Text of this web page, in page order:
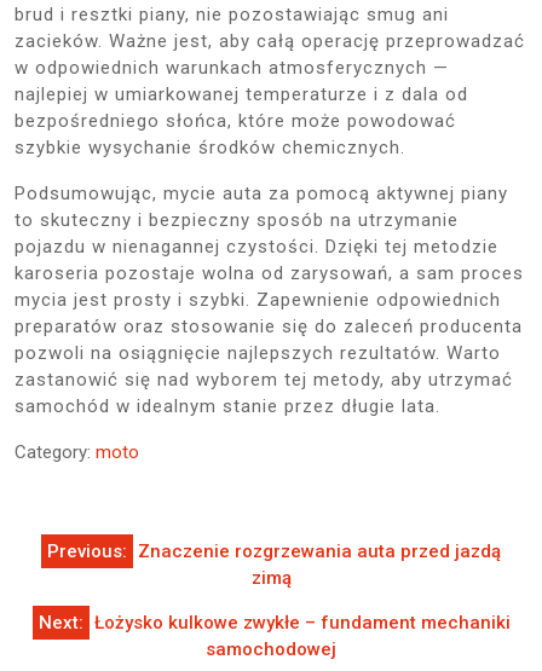
brud i resztki piany, nie pozostawiając smug ani
zacieków. Ważne jest, aby całą operację przeprowadzać
w odpowiednich warunkach atmosferycznych —
najlepiej w umiarkowanej temperaturze i z dala od
bezpośredniego słońca, które może powodować
szybkie wysychanie środków chemicznych.
Podsumowując, mycie auta za pomocą aktywnej piany
to skuteczny i bezpieczny sposób na utrzymanie
pojazdu w nienagannej czystości. Dzięki tej metodzie
karoseria pozostaje wolna od zarysowań, a sam proces
mycia jest prosty i szybki. Zapewnienie odpowiednich
preparatów oraz stosowanie się do zaleceń producenta
pozwoli na osiągnięcie najlepszych rezultatów. Warto
zastanowić się nad wyborem tej metody, aby utrzymać
samochód w idealnym stanie przez długie lata.
Category: moto
Nawigacja
wpisu
Previous:
Znaczenie rozgrzewania auta przed jazdą
zimą
Next: Łożysko kulkowe zwykłe – fundament mechaniki
samochodowej